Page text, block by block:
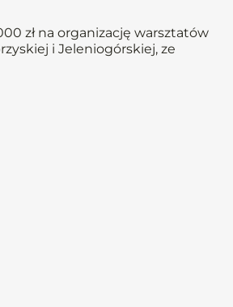
zł na organizację warsztatów
i Jeleniogórskiej, ze